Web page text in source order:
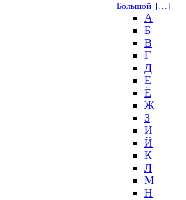
Большой […]
А
Б
В
Г
Д
Е
Ё
Ж
З
И
Й
К
Л
М
Н